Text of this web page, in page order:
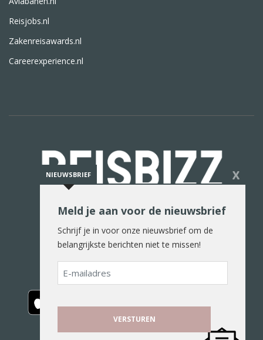
Reisjobs.nl
Zakenreisawards.nl
Careerexperience.nl
De reiswereld in woord en beeld
NIEUWSBRIEF X
Meld je aan voor de nieuwsbrief
Schrijf je in voor onze nieuwsbrief om de
belangrijkste berichten niet te missen!
E-
mailadres